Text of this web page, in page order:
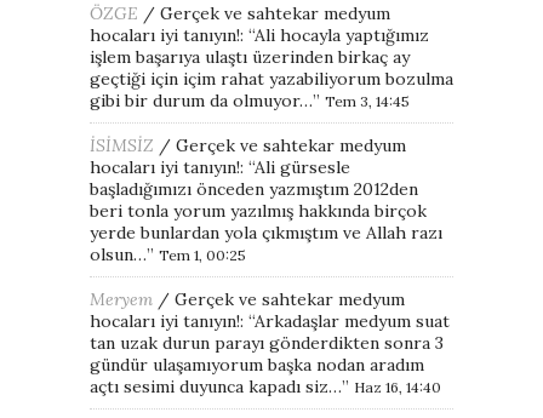
ÖZGE / Gerçek ve sahtekar medyum
hocaları iyi tanıyın!: “Ali hocayla yaptığımız
işlem başarıya ulaştı üzerinden birkaç ay
geçtiği için içim rahat yazabiliyorum bozulma
gibi bir durum da olmuyor…” Tem 3, 14:45
İSİMSİZ / Gerçek ve sahtekar medyum
hocaları iyi tanıyın!: “Ali gürsesle
başladığımızı önceden yazmıştım 2012den
beri tonla yorum yazılmış hakkında birçok
yerde bunlardan yola çıkmıştım ve Allah razı
olsun…” Tem 1, 00:25
Meryem / Gerçek ve sahtekar medyum
hocaları iyi tanıyın!: “Arkadaşlar medyum suat
tan uzak durun parayı gönderdikten sonra 3
gündür ulaşamıyorum başka nodan aradım
açtı sesimi duyunca kapadı siz…” Haz 16, 14:40